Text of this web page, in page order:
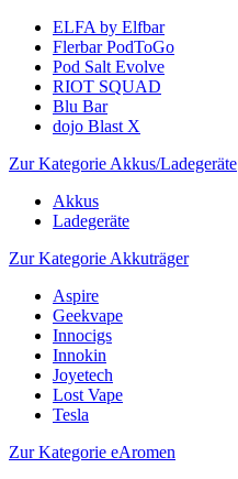
ELFA by Elfbar
Flerbar PodToGo
Pod Salt Evolve
RIOT SQUAD
Blu Bar
dojo Blast X
Zur Kategorie Akkus/Ladegeräte
Akkus
Ladegeräte
Zur Kategorie Akkuträger
Aspire
Geekvape
Innocigs
Innokin
Joyetech
Lost Vape
Tesla
Zur Kategorie eAromen